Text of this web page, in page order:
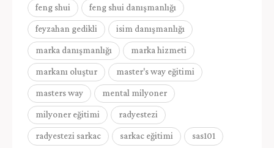
feng shui feng shui danışmanlığı
feyzahan gedikli isim danışmanlığı
marka danışmanlığı marka hizmeti
markanı oluştur master's way eğitimi
masters way mental milyoner
milyoner eğitimi radyestezi
radyestezi sarkac sarkac eğitimi sas101